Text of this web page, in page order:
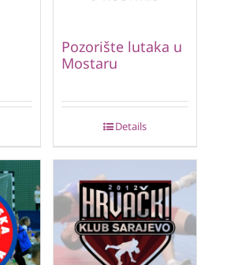
Pozorište lutaka u
Mostaru
Details